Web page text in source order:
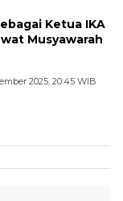
Ketua IKA
Musyawarah
2025, 20:45 WIB